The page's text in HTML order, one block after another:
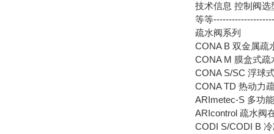
技术信息 控制阀选
等等
疏水阀系列
CONA B 双金属疏
CONA M 膜盒式疏
CONA S/SC 浮球
CONA TD 热动力
ARImetec-S 多功
ARIcontrol 疏水阀
CODI S/CODI B